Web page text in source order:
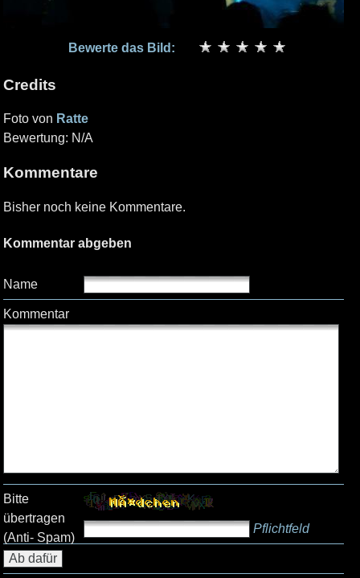
Bewerte das Bild:
Credits
Foto von Ratte
Bewertung: N/A
Kommentare
Bisher noch keine Kommentare.
Kommentar abgeben
Name
Kommentar
Bitte
übertragen
(Anti- Spam)
Pflichtfeld